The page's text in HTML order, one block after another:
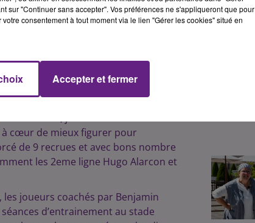
stade Bourillot
retrouvés ce lundi matin au stade
de « Nationale ». Après un
division, juste en dessous de la
à cœur de mieux figurer pour
de 9 recrues et avec bons nombre
les 2eme ligne Hugo Alarcon et
joueurs coachés par Benjamin
d’entrainement au stade
sur "Continuer sans accepter". Vos préférences ne s'appliqueront que pour
consentement à tout moment via le lien "Gérer les cookies" situé en
Accepter et fermer